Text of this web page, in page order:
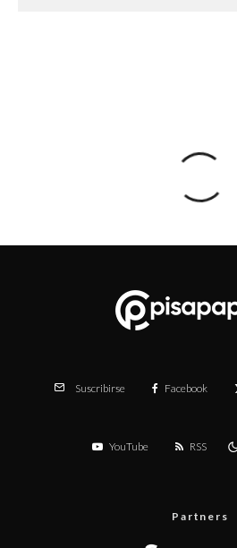
Suscribirse Facebook
YouTube RSS
Partners